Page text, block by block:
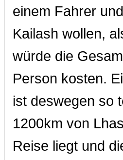
einem Fahrer
Kailash wollen,
würde die
Person kosten.
ist deswegen so
1200km von
Reise liegt und